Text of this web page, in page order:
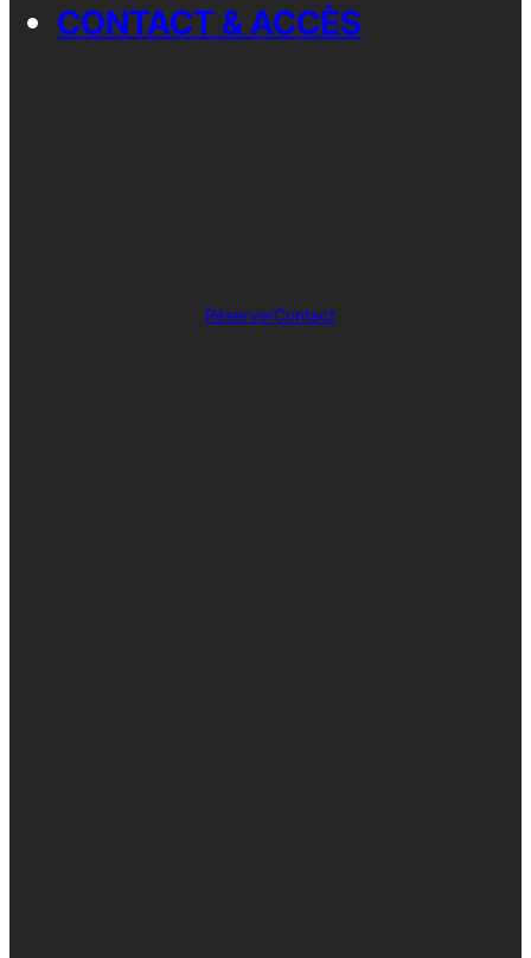
CONTACT & ACCÈS
RéserverContact